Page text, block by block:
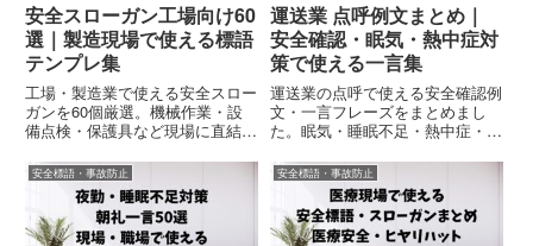
安全スローガン工場向け60
選｜製造現場で使える標語
テンプレ集
工場・製造業で使える安全スロー
ガンを60個厳選。機械作業・設
備点検・保護具など現場に直結す
礼・ポスターにそのまま使えるテ
ンプレ集。
運送業 点呼例文まとめ｜
安全確認・眠気・熱中症対
策で使える一言集
運送業の点呼で使える安全確認例
文・一言フレーズをまとめまし
た。眠気・睡眠不足・熱中症・疲
OKの点呼例文集です。
安全標語・事故防止 安全標語・事故防止